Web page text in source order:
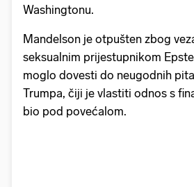
Washingtonu.
Mandelson je otpušten zbog
seksualnim prijestupnikom
moglo dovesti do neugodnih
Trumpa, čiji je vlastiti odnos s
bio pod povećalom.